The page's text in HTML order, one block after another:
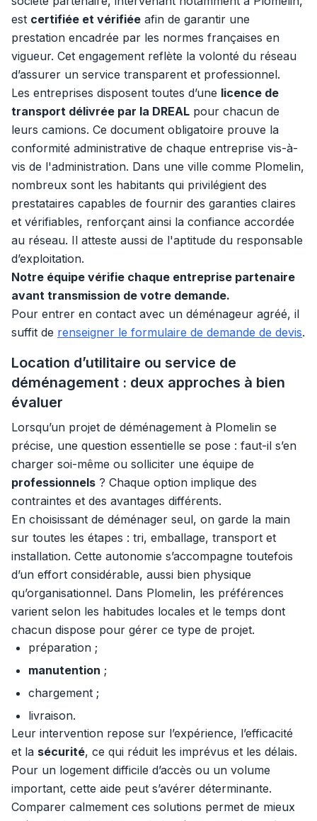
est certifiée et vérifiée afin de garantir une
prestation encadrée par les normes françaises en
vigueur. Cet engagement reflète la volonté du réseau
d’assurer un service transparent et professionnel.
Les entreprises disposent toutes d’une licence de
transport délivrée par la DREAL pour chacun de
leurs camions. Ce document obligatoire prouve la
conformité administrative de chaque entreprise vis-à-
vis de l'administration. Dans une ville comme Plomelin,
nombreux sont les habitants qui privilégient des
prestataires capables de fournir des garanties claires
et vérifiables, renforçant ainsi la confiance accordée
au réseau. Il atteste aussi de l'aptitude du responsable
d’exploitation.
Notre équipe vérifie chaque entreprise partenaire
avant transmission de votre demande.
Pour entrer en contact avec un déménageur agréé, il
suffit de renseigner le formulaire de demande de devis.
Location d’utilitaire ou service de
déménagement : deux approches à bien
évaluer
Lorsqu’un projet de déménagement à Plomelin se
précise, une question essentielle se pose : faut-il s’en
charger soi-même ou solliciter une équipe de
professionnels ? Chaque option implique des
contraintes et des avantages différents.
En choisissant de déménager seul, on garde la main
sur toutes les étapes : tri, emballage, transport et
installation. Cette autonomie s’accompagne toutefois
d’un effort considérable, aussi bien physique
qu’organisationnel. Dans Plomelin, les préférences
varient selon les habitudes locales et le temps dont
chacun dispose pour gérer ce type de projet.
préparation ;
manutention ;
chargement ;
livraison.
Leur intervention repose sur l’expérience, l’efficacité
et la sécurité, ce qui réduit les imprévus et les délais.
Pour un logement difficile d’accès ou un volume
important, cette aide peut s’avérer déterminante.
Comparer calmement ces solutions permet de mieux